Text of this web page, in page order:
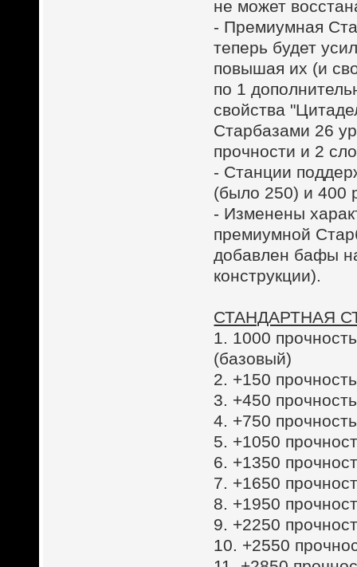
не может
- Премиумная
теперь будет
повышая их (и
по 1
свойства
Старбазами 26
прочности и 2
- Станции
(было 250) и 400
- Изменены
премиумной
добавлен бафы
конструкции).
СТАНДАРТНАЯ
1. 1000
(базовый)
2. +150
3. +450
4. +750
5. +1050
6. +1350
7. +1650
8. +1950
9. +2250
10. +2550